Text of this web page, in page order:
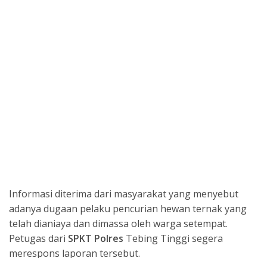
Informasi diterima dari masyarakat yang menyebut
adanya dugaan pelaku pencurian hewan ternak yang
telah dianiaya dan dimassa oleh warga setempat.
Petugas dari SPKT Polres Tebing Tinggi segera
merespons laporan tersebut.